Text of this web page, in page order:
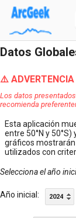
Datos
⚠️
Los datos
recomienda
Esta aplicación
entre 50°N y
gráficos
utilizados con
Selecciona el año
Año inicial: 2024